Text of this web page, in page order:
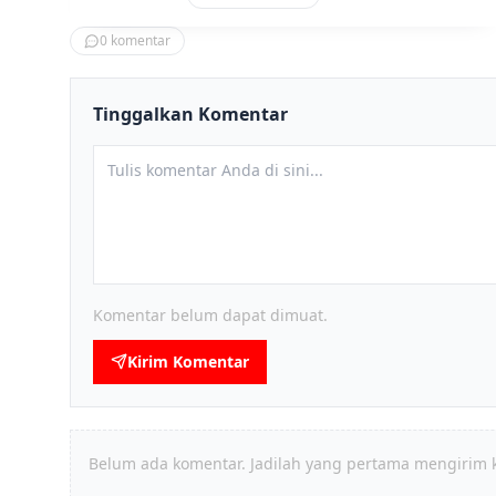
0 komentar
Tinggalkan Komentar
Komentar belum dapat dimuat.
Kirim Komentar
Belum ada komentar. Jadilah yang pertama mengirim